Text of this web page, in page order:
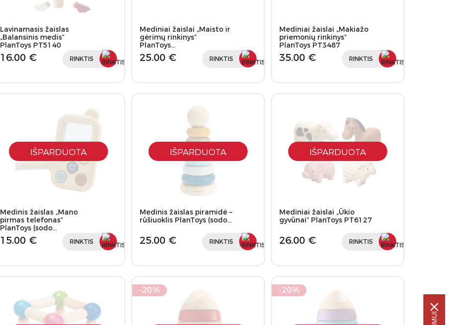
Lavinamasis žaislas
„Balansinis medis”
PlanToys PT5140
16.00 € RINKTIS
Mediniai žaislai „Maisto ir
gėrimų rinkinys”
PlanToys…
25.00 € RINKTIS
Mediniai žaislai „Makiažo
priemonių rinkinys”
PlanToys PT3487
35.00 € RINKTIS
IŠPARDUOTA
Medinis žaislas „Mano
pirmas telefonas”
PlanToys (sodo…
15.00 € RINKTIS
IŠPARDUOTA
Medinis žaislas piramidė –
rūšiuoklis PlanToys (sodo…
25.00 € RINKTIS
IŠPARDUOTA
Mediniai žaislai „Ūkio
gyvūnai” PlanToys PT6127
26.00 € RINKTIS
-20% -20%